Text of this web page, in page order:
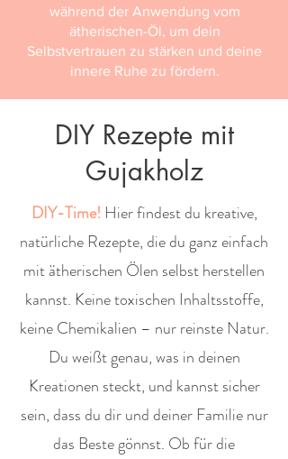
während der Anwendung vom
ätherischen-Öl, um dein
Selbstvertrauen zu stärken und deine
innere Ruhe zu fördern.
DIY Rezepte mit
Gujakholz
DIY-Time! Hier findest du kreative,
natürliche Rezepte, die du ganz einfach
mit ätherischen Ölen selbst herstellen
kannst. Keine toxischen Inhaltsstoffe,
keine Chemikalien – nur reinste Natur.
Du weißt genau, was in deinen
Kreationen steckt, und kannst sicher
sein, dass du dir und deiner Familie nur
das Beste gönnst. Ob für die